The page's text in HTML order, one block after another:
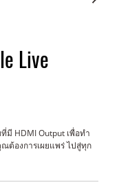
Live
มี HDMI Output เพื่อทำ
ต้องการเผยแพร่ ไปสู่ทุก